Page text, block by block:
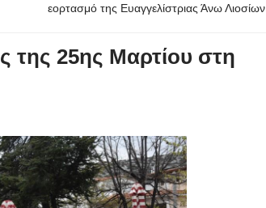
εορτασμό της Ευαγγελίστριας Άνω Λιοσίων
της 25ης Μαρτίου στη